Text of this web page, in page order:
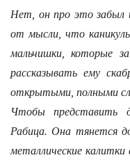
Нет, он про это забыл
от мысли, что
мальчишки, которые
рассказывать ему
открытыми, полными
Чтобы представить
Рабица. Она тянется
металлические